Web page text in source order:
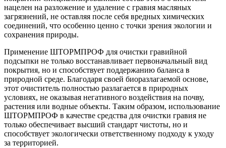
нацелен на разложение и удаление с гравия масляных
загрязнений, не оставляя после себя вредных химических
соединений, что особенно ценно с точки зрения экологии и
сохранения природы.
Применение ШТОРМПРОФ для очистки гравийной
подсыпки не только восстанавливает первоначальный вид
покрытия, но и способствует поддержанию баланса в
природной среде. Благодаря своей биоразлагаемой основе,
этот очиститель полностью разлагается в природных
условиях, не оказывая негативного воздействия на почву,
растения или водные объекты. Таким образом, использование
ШТОРМПРОФ в качестве средства для очистки гравия не
только обеспечивает высший стандарт чистоты, но и
способствует экологически ответственному подходу к уходу
за территорией.